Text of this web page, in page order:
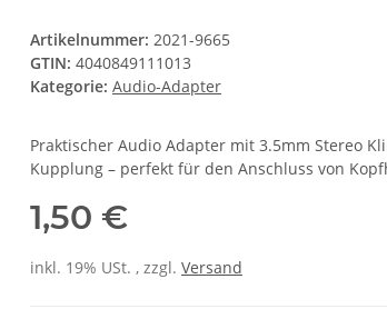
Artikelnummer: 2021-9665
GTIN: 4040849111013
Kategorie: Audio-Adapter
Praktischer Audio Adapter mit 3.5mm Stereo
Kupplung – perfekt für den Anschluss von
1,50 €
inkl. 19% USt. , zzgl. Versand